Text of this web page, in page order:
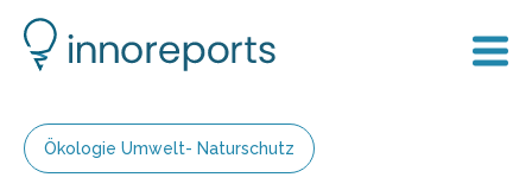
Ökologie Umwelt- Naturschutz